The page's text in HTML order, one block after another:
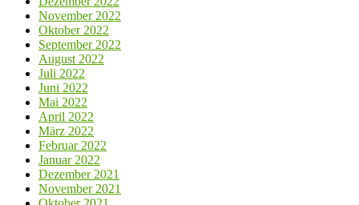
November 2022
Oktober 2022
September 2022
August 2022
Juli 2022
Juni 2022
Mai 2022
April 2022
März 2022
Februar 2022
Januar 2022
Dezember 2021
November 2021